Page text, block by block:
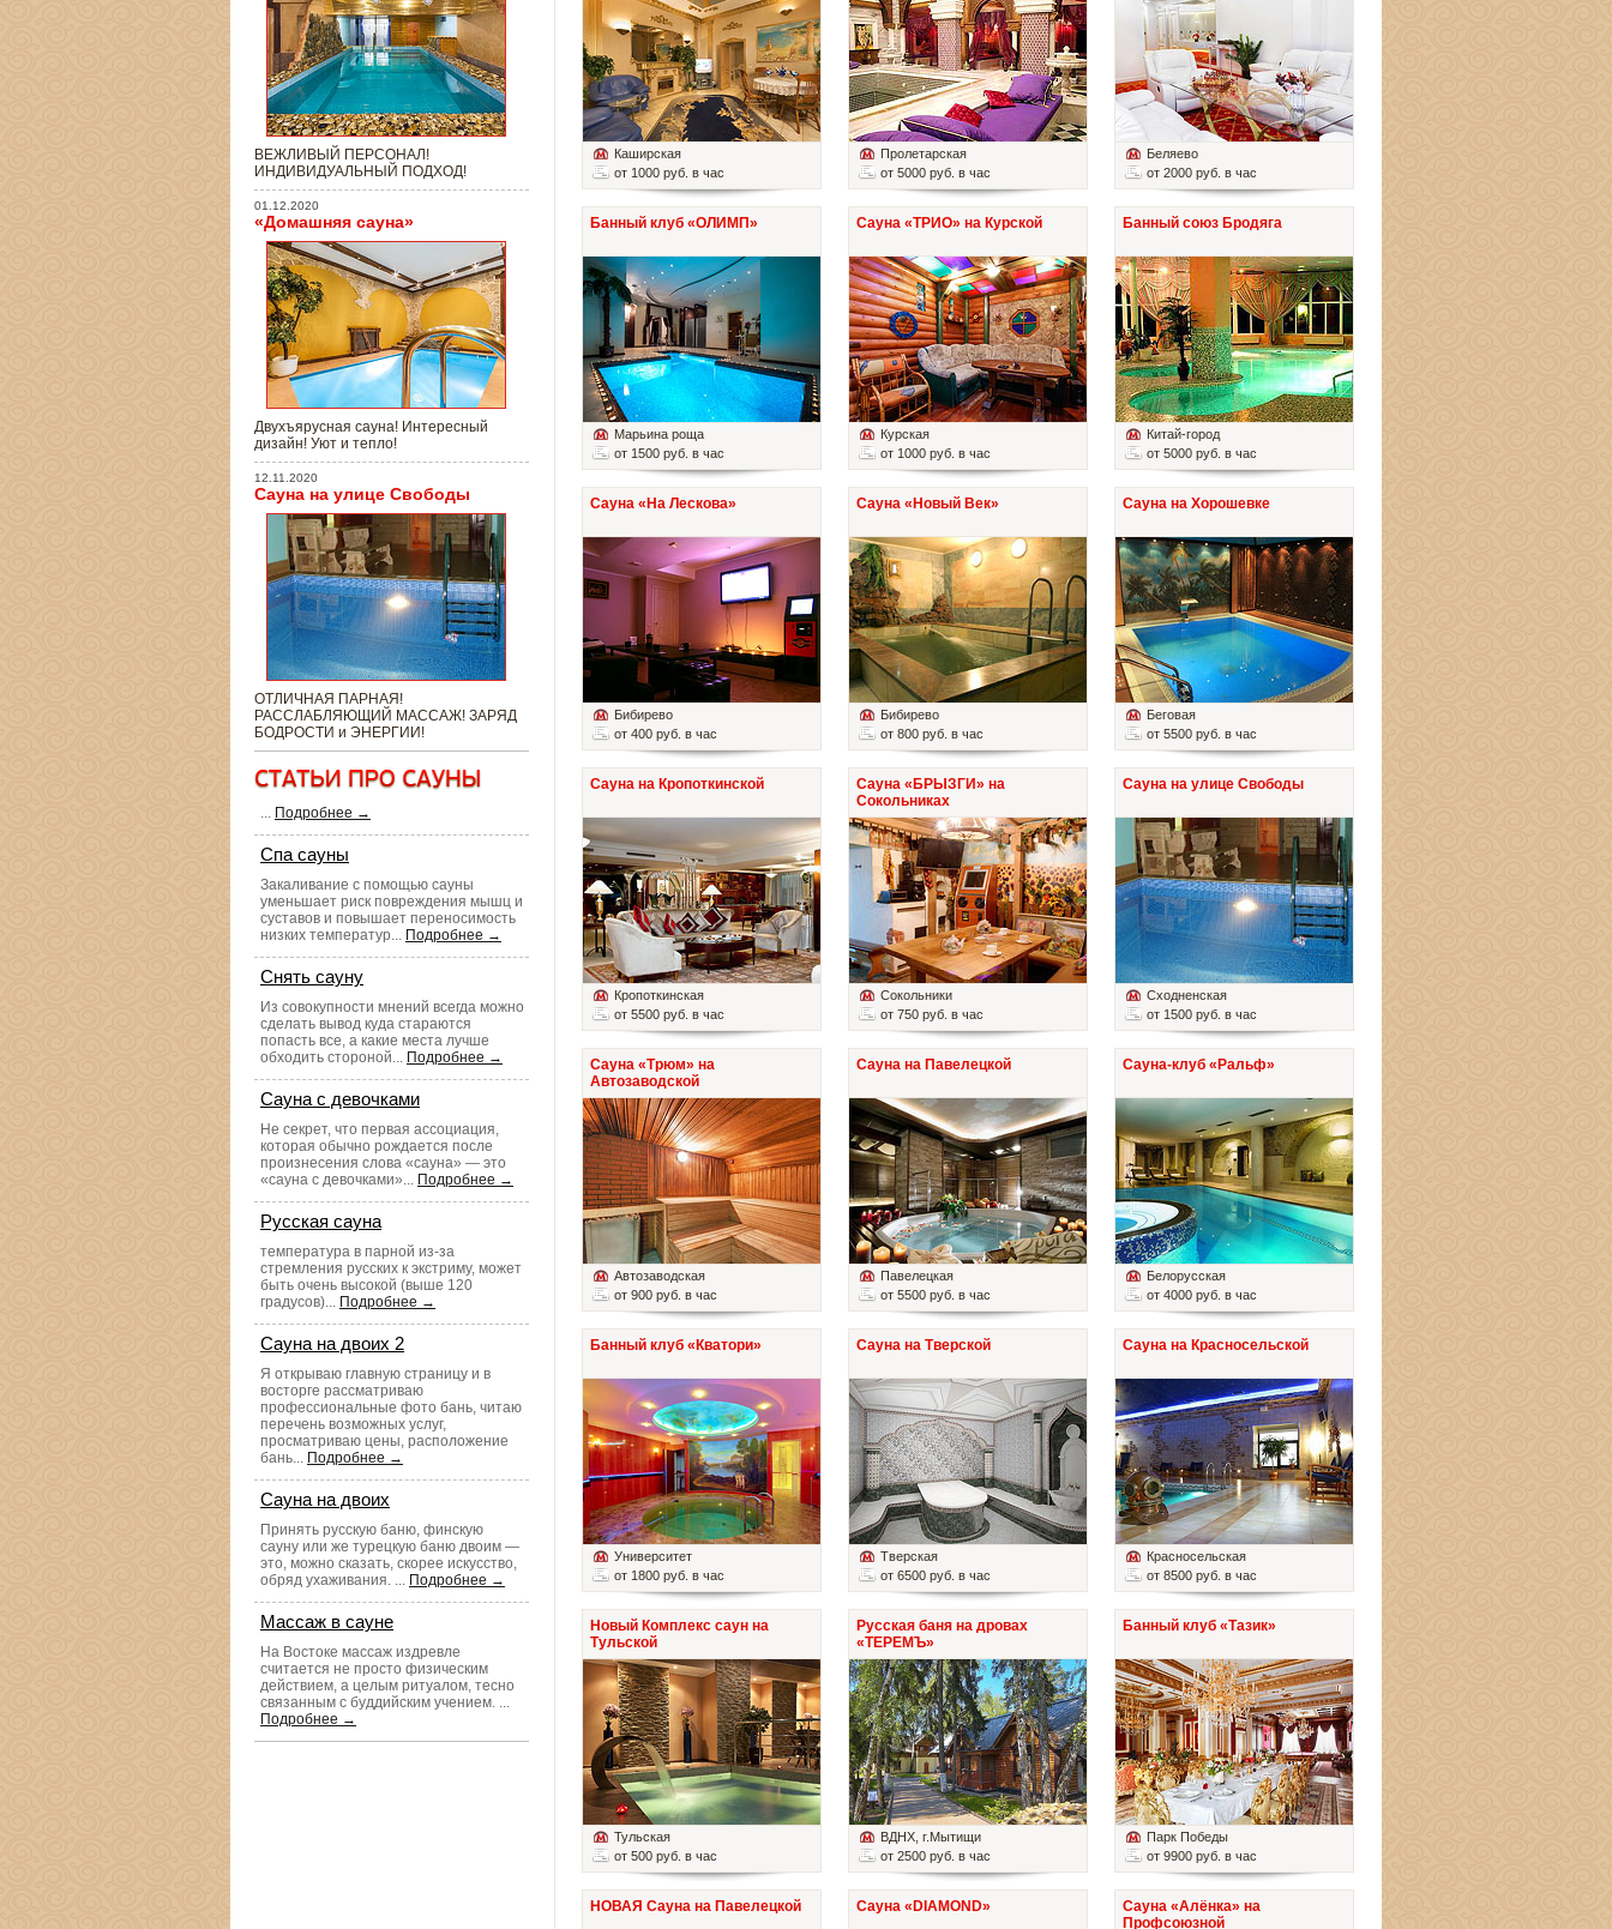
Каширская
от 1000 руб. в час
Пролетарская
от 5000 руб. в час
Беляево
от 2000 руб. в час
Банный клуб «ОЛИМП»
Марьина роща
от 1500 руб. в час
Сауна «ТРИО» на Курской
Курская
от 1000 руб. в час
Банный союз Бродяга
Китай-город
от 5000 руб. в час
Сауна «На Лескова»
Бибирево
от 400 руб. в час
Сауна «Новый Век»
Бибирево
от 800 руб. в час
Сауна на Хорошевке
Беговая
от 5500 руб. в час
Сауна на Кропоткинской
Кропоткинская
от 5500 руб. в час
Сауна «БРЫЗГИ» на
Сокольниках
Сокольники
от 750 руб. в час
Сауна на улице Свободы
Сходненская
от 1500 руб. в час
Сауна «Трюм» на
Автозаводской
Автозаводская
от 900 руб. в час
Сауна на Павелецкой
Павелецкая
от 5500 руб. в час
Сауна-клуб «Ральф»
Белорусская
от 4000 руб. в час
Банный клуб «Кватори»
Университет
от 1800 руб. в час
Сауна на Тверской
Тверская
от 6500 руб. в час
Сауна на Красносельской
Красносельская
от 8500 руб. в час
Новый Комплекс саун на
Тульской
Тульская
от 500 руб. в час
Русская баня на дровах
«ТЕРЕМЪ»
ВДНХ , г.Мытищи
от 2500 руб. в час
Банный клуб «Тазик»
Парк Победы
от 9900 руб. в час
НОВАЯ Сауна на Павелецкой Сауна «DIAMOND»
Сауна «Алёнка» на
Профсоюзной
ВЕЖЛИВЫЙ ПЕРСОНАЛ!
ИНДИВИДУАЛЬНЫЙ ПОДХОД!
01.12.2020
«Домашняя сауна»
Двухъярусная сауна! Интересный
дизайн! Уют и тепло!
12.11.2020
Сауна на улице Свободы
ОТЛИЧНАЯ ПАРНАЯ!
РАССЛАБЛЯЮЩИЙ МАССАЖ! ЗАРЯД
БОДРОСТИ и ЭНЕРГИИ!
... Подробнее →
Спа сауны
Закаливание с помощью сауны
уменьшает риск повреждения мышц и
суставов и повышает переносимость
низких температур... Подробнее →
Снять сауну
Из совокупности мнений всегда можно
сделать вывод куда стараются
попасть все, а какие места лучше
обходить стороной... Подробнее →
Сауна с девочками
Не секрет, что первая ассоциация,
которая обычно рождается после
произнесения слова «сауна» — это
«сауна с девочками»... Подробнее →
Русская сауна
температура в парной из-за
стремления русских к экстриму, может
быть очень высокой (выше 120
градусов)... Подробнее →
Сауна на двоих 2
Я открываю главную страницу и в
восторге рассматриваю
профессиональные фото бань, читаю
перечень возможных услуг,
просматриваю цены, расположение
бань... Подробнее →
Сауна на двоих
Принять русскую баню, финскую
сауну или же турецкую баню двоим —
это, можно сказать, скорее искусство,
обряд ухаживания. ... Подробнее →
Массаж в сауне
На Востоке массаж издревле
считается не просто физическим
действием, а целым ритуалом, тесно
связанным с буддийским учением. ...
Подробнее →